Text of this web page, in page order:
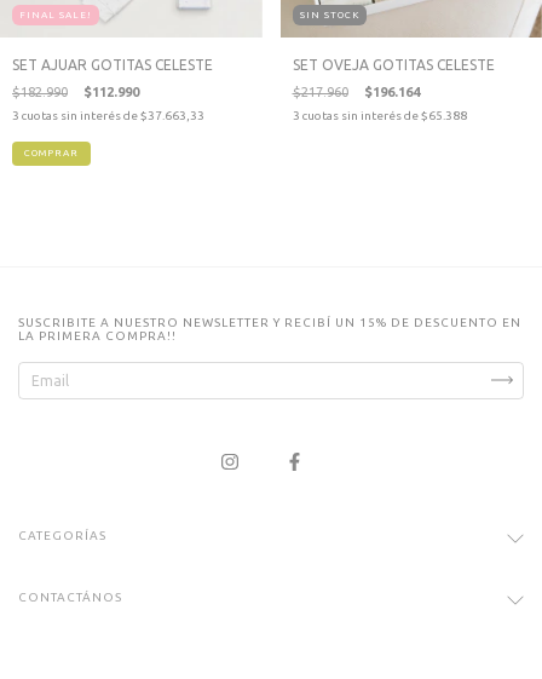
FINAL SALE!
SET AJUAR GOTITAS CELESTE
$182.990 $112.990
3 cuotas sin interés de$37.663,33
COMPRAR
SIN STOCK
SET OVEJA GOTITAS CELESTE
$217.960 $196.164
3 cuotas sin interés de$65.388
SUSCRIBITE A NUESTRO NEWSLETTER Y RECIBÍ UN 15% DE DESCUENTO EN
LA PRIMERA COMPRA!!
CATEGORÍAS
CONTACTÁNOS